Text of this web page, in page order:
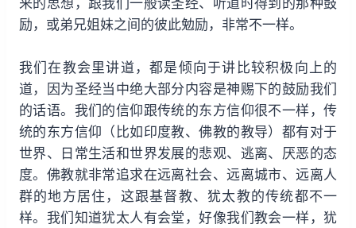
励，或弟兄姐妹之间的彼此勉励，非常不一样。
我们在教会里讲道，都是倾向于讲比较积极向上的
道，因为圣经当中绝大部分内容是神赐下的鼓励我们
的话语。我们的信仰跟传统的东方信仰很不一样，传
统的东方信仰（比如印度教、佛教的教导）都有对于
世界、日常生活和世界发展的悲观、逃离、厌恶的态
度。佛教就非常追求在远离社会、远离城市、远离人
群的地方居住，这跟基督教、犹太教的传统都不一
样。我们知道犹太人有会堂，好像我们教会一样，犹